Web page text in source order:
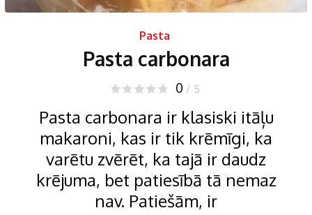
Pasta
Pasta carbonara
0 / 5
Pasta carbonara ir klasiski itāļu
makaroni, kas ir tik krēmīgi, ka
varētu zvērēt, ka tajā ir daudz
krējuma, bet patiesībā tā nemaz
nav. Patiešām, ir